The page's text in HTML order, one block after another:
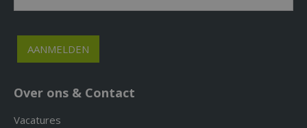
Over ons & Contact
Vacatures